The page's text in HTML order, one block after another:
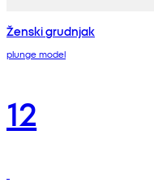
Ženski grudnjak
plunge model
12